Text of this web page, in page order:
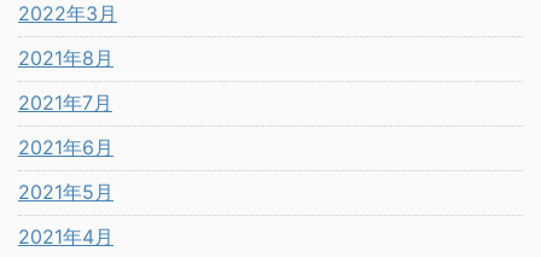
2022年3月
2021年8月
2021年7月
2021年6月
2021年5月
2021年4月